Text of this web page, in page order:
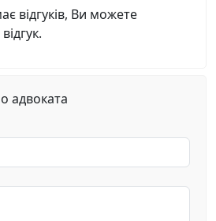
відгуків, Ви можете
адвоката